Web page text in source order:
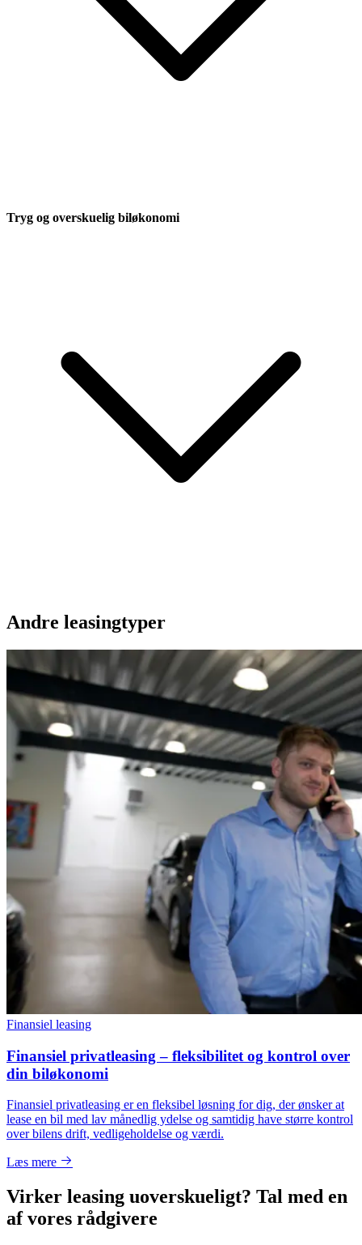
Tryg og overskuelig biløkonomi
Andre leasingtyper
Finansiel leasing
Finansiel privatleasing – fleksibilitet og kontrol over
din biløkonomi
Finansiel privatleasing er en fleksibel løsning for dig, der ønsker at
lease en bil med lav månedlig ydelse og samtidig have større kontrol
over bilens drift, vedligeholdelse og værdi.
Læs mere
Virker leasing uoverskueligt? Tal med en
af vores rådgivere